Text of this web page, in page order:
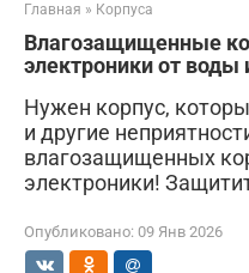
Главная » Корпуса
Влагозащищенные
электроники от воды
Нужен корпус,
и другие
влагозащищенных
электроники!
Опубликовано: 09 Янв 2026